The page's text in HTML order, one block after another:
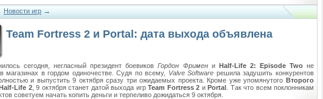
Новости игр →
Team Fortress 2 и Portal: дата выхода объявлена
сегодня, негласный президент боевиковГордон Фримени Half-Life 2: Episode Twoне
магазинах в гордом одиночестве. Судя по всему, Valve Software решила задушить конкурентов
и выпустить 9 октября сразу три ожидаемых проекта. Кроме уже упомянутого Второго
Life 2, 9 октября станет датой выхода игрTeam Fortress 2 иPortal . Так что всем поклонникам
советуем начать копить деньги и терпеливо дожидаться 9 октября.